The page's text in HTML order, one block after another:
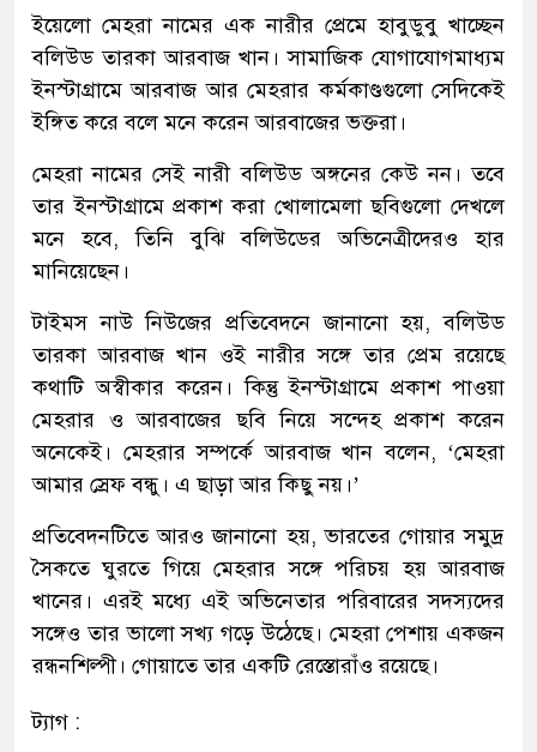
ইয়েলো মেহরা নামের এক নারীর প্রেমে হাবুডুবু খাচ্ছেন
বলিউড তারকা আরবাজ খান। সামাজিক যোগাযোগমাধ্যম
ইনস্টাগ্রামে আরবাজ আর মেহরার কর্মকাণ্ডগুলো সেদিকেই
ইঙ্গিত করে বলে মনে করেন আরবাজের ভক্তরা।
মেহরা নামের সেই নারী বলিউড অঙ্গনের কেউ নন। তবে
তার ইনস্টাগ্রামে প্রকাশ করা খোলামেলা ছবিগুলো দেখলে
মনে হবে, তিনি বুঝি বলিউডের অভিনেত্রীদেরও হার
মানিয়েছেন।
টাইমস নাউ নিউজের প্রতিবেদনে জানানো হয়, বলিউড
তারকা আরবাজ খান ওই নারীর সঙ্গে তার প্রেম রয়েছে
কথাটি অস্বীকার করেন। কিন্তু ইনস্টাগ্রামে প্রকাশ পাওয়া
মেহরার ও আরবাজের ছবি নিয়ে সন্দেহ প্রকাশ করেন
অনেকেই। মেহরার সম্পর্কে আরবাজ খান বলেন, ‘মেহরা
আমার স্রেফ বন্ধু। এ ছাড়া আর কিছু নয়।’
প্রতিবেদনটিতে আরও জানানো হয়, ভারতের গোয়ার সমুদ্র
সৈকতে ঘুরতে গিয়ে মেহরার সঙ্গে পরিচয় হয় আরবাজ
খানের। এরই মধ্যে এই অভিনেতার পরিবারের সদস্যদের
সঙ্গেও তার ভালো সখ্য গড়ে উঠেছে। মেহরা পেশায় একজন
রন্ধনশিল্পী। গোয়াতে তার একটি রেস্তোরাঁও রয়েছে।
ট্যাগ :